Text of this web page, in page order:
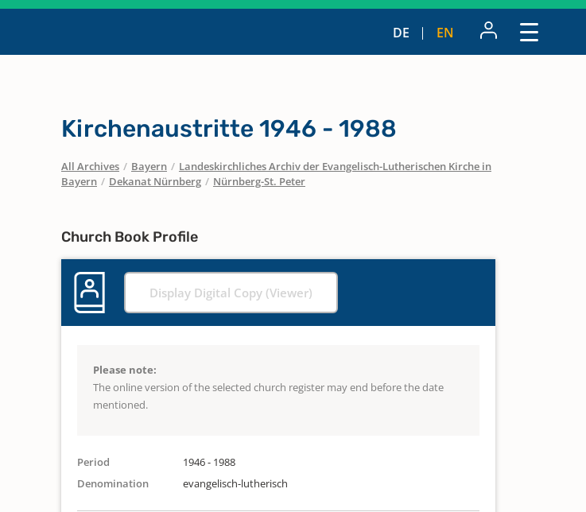
DE EN
Kirchenaustritte 1946 - 1988
All Archives / Bayern / Landeskirchliches Archiv der Evangelisch-Lutherischen Kirche in
Bayern / Dekanat Nürnberg / Nürnberg-St. Peter
Church Book Profile
Display Digital Copy (Viewer)
Please note:
The online version of the selected church register may end before the date
mentioned.
Period
1946 - 1988
Denomination
evangelisch-lutherisch